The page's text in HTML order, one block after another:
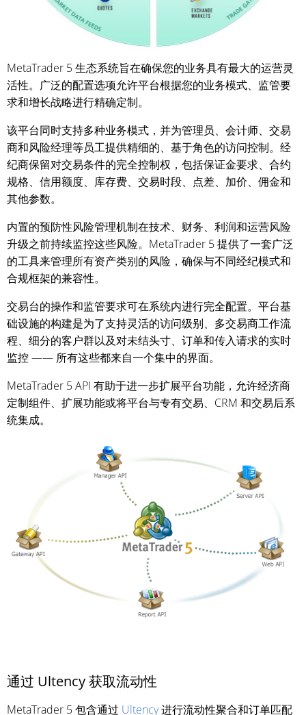
MetaTrader 5 生态系统旨在确保您的业务具有最大的运营灵
活性。广泛的配置选项允许平台根据您的业务模式、监管要
求和增长战略进行精确定制。
该平台同时支持多种业务模式，并为管理员、会计师、交易
商和风险经理等员工提供精细的、基于角色的访问控制。经
纪商保留对交易条件的完全控制权，包括保证金要求、合约
规格、信用额度、库存费、交易时段、点差、加价、佣金和
其他参数。
内置的预防性风险管理机制在技术、财务、利润和运营风险
升级之前持续监控这些风险。MetaTrader 5 提供了一套广泛
的工具来管理所有资产类别的风险，确保与不同经纪模式和
合规框架的兼容性。
交易台的操作和监管要求可在系统内进行完全配置。平台基
础设施的构建是为了支持灵活的访问级别、多交易商工作流
程、细分的客户群以及对未结头寸、订单和传入请求的实时
监控 —— 所有这些都来自一个集中的界面。
MetaTrader 5 API 有助于进一步扩展平台功能，允许经济商
定制组件、扩展功能或将平台与专有交易、CRM 和交易后系
统集成。
通过 Ultency 获取流动性
MetaTrader 5 包含通过 Ultency进行流动性聚合和订单匹配